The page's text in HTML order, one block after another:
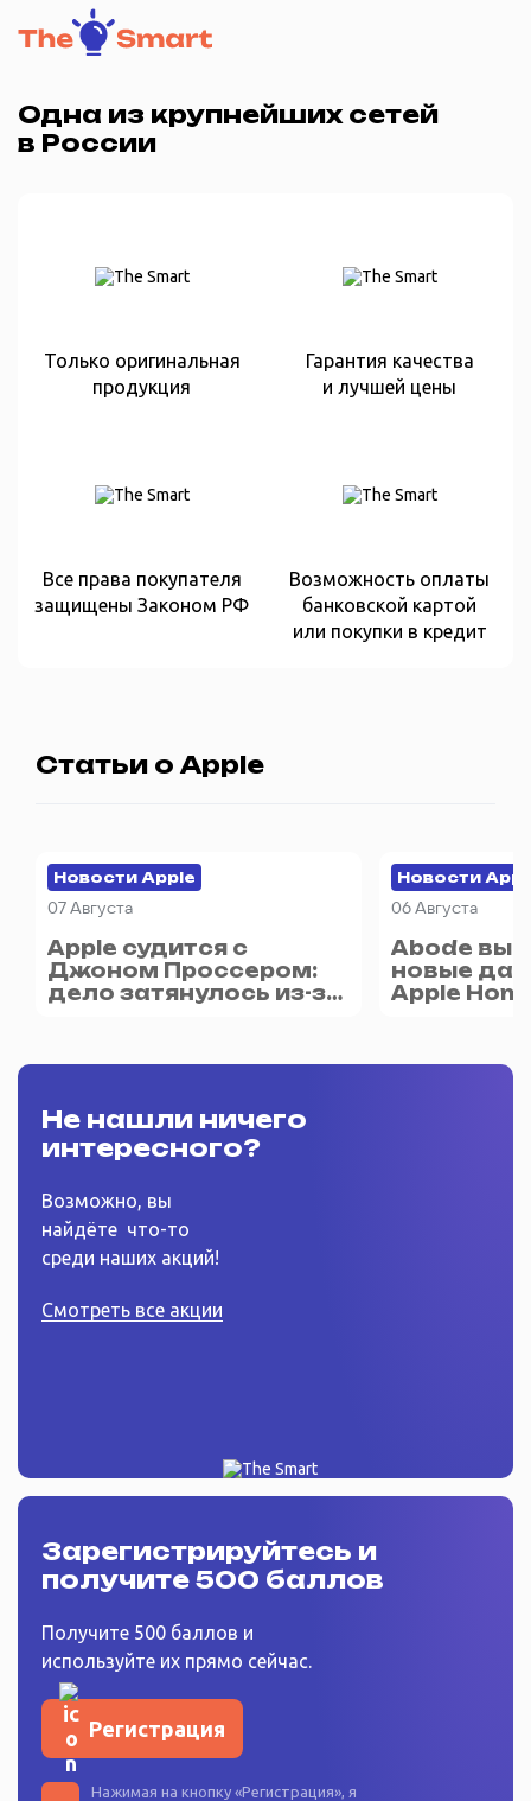
Одна из крупнейших сетей
в России
Только оригинальная
продукция
Гарантия качества
и лучшей цены
Все права покупателя
защищены Законом РФ
Возможность оплаты
банковской картой
или покупки в кредит
Статьи о Apple
Новости Apple
07 Августа
Apple судится с
Джоном Проссером:
дело затянулось из-за
Новости
06 Августа
Abode
новые
Apple
Не нашли ничего
интересного?
Возможно, вы
найдёте что-то
среди наших акций!
Смотреть все акции
Зарегистрируйтесь и
получите 500 баллов
Получите 500 баллов и
используйте их прямо сейчас.
Регистрация
Нажимая на кнопку «Регистрация», я